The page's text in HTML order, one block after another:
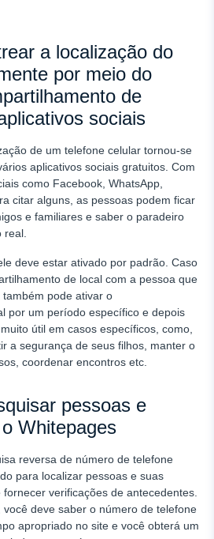
a localização do
por meio do
de
sociais
de um telefone celular tornou-se
aplicativos sociais gratuitos. Com
como Facebook, WhatsApp,
citar alguns, as pessoas podem ficar
e familiares e saber o paradeiro
real.
deve estar ativado por padrão. Caso
de local com a pessoa que
também pode ativar o
por um período específico e depois
útil em casos específicos, como,
a segurança de seus filhos, manter o
coordenar encontros etc.
pessoas e
Whitepages
reversa de número de telefone
para localizar pessoas e suas
verificações de antecedentes.
deve saber o número de telefone
apropriado no site e você obterá um